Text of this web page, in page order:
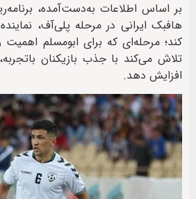
بر اساس اطلاعات به‌دست‌آمده،
هافبک ایرانی در مرحله پلی‌آف،
کند؛ مرحله‌ای که برای ابومسلم اهمیت
تلاش می‌کند با جذب بازیکنان
افزایش دهد.